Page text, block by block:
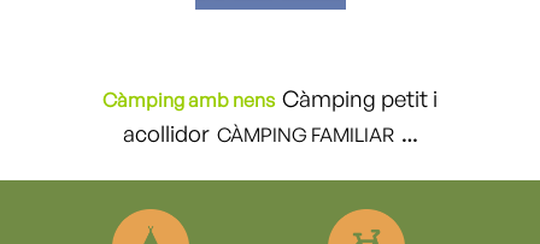
Càmping amb nens Càmping petit i
acollidor CÀMPING FAMILIAR …